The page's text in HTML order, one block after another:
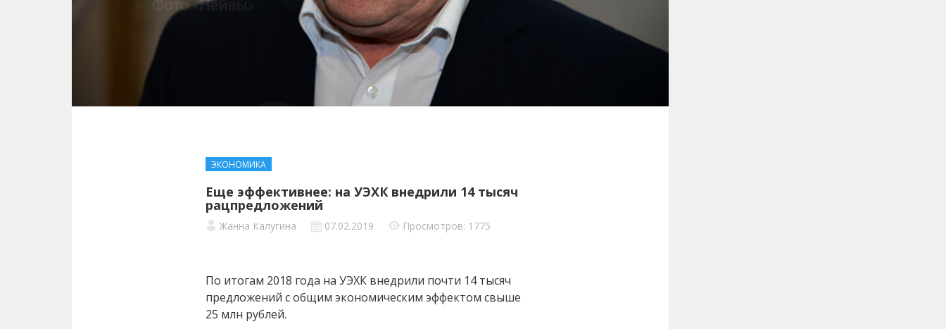
ЭКОНОМИКА
Еще эффективнее: на УЭХК внедрили 14 тысяч
рацпредложений
Жанна Калугина 07.02.2019 Просмотров: 1775
По итогам 2018 года на УЭХК внедрили почти 14 тысяч
предложений с общим экономическим эффектом свыше
25 млн рублей.